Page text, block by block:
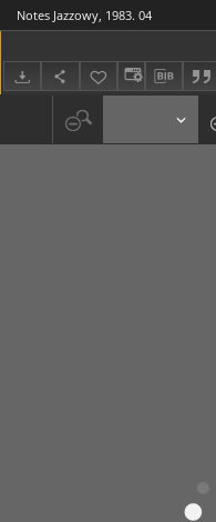
Notes Jazzowy, 1983. 04